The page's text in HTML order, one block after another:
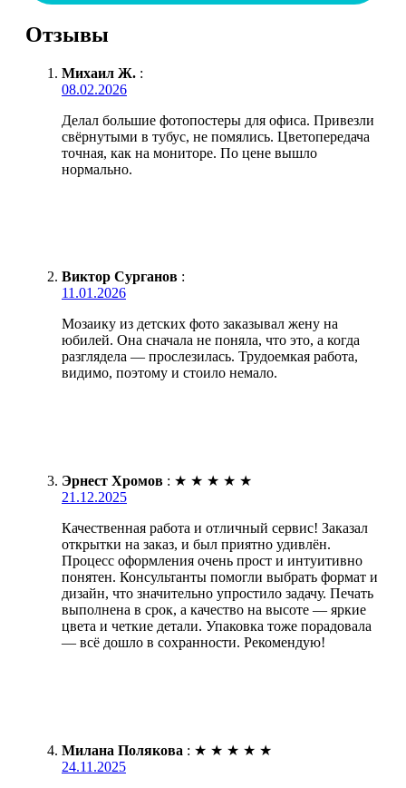
Отзывы
Михаил Ж. :
08.02.2026
Делал большие фотопостеры для офиса. Привезли
свёрнутыми в тубус, не помялись. Цветопередача
точная, как на мониторе. По цене вышло
нормально.
Виктор Сурганов :
11.01.2026
Мозаику из детских фото заказывал жену на
юбилей. Она сначала не поняла, что это, а когда
разглядела — прослезилась. Трудоемкая работа,
видимо, поэтому и стоило немало.
Эрнест Хромов : ★ ★ ★ ★ ★
21.12.2025
Качественная работа и отличный сервис! Заказал
открытки на заказ, и был приятно удивлён.
Процесс оформления очень прост и интуитивно
понятен. Консультанты помогли выбрать формат и
дизайн, что значительно упростило задачу. Печать
выполнена в срок, а качество на высоте — яркие
цвета и четкие детали. Упаковка тоже порадовала
— всё дошло в сохранности. Рекомендую!
Милана Полякова : ★ ★ ★ ★ ★
24.11.2025